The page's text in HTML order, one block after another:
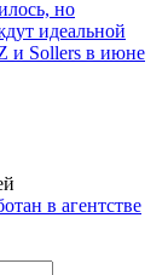
но
идеальной
и Sollers в июне
в агентстве